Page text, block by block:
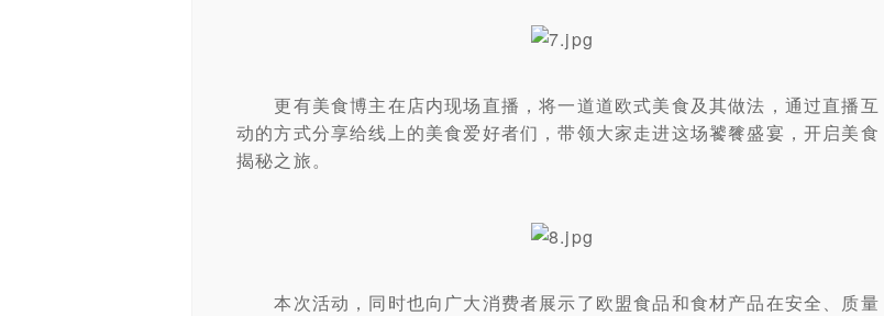
更有美食博主在店内现场直播，将一道道欧式美食及其做法，通过直播互
动的方式分享给线上的美食爱好者们，带领大家走进这场饕餮盛宴，开启美食
揭秘之旅。
本次活动，同时也向广大消费者展示了欧盟食品和食材产品在安全、质量